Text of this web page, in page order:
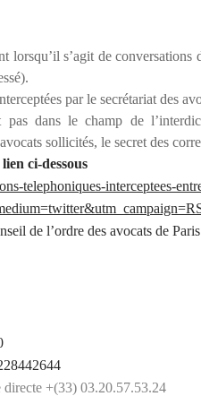
lorsqu’il s’agit de
par le secrétariat des
pas dans le champ de
sollicités, le secret des
ci-dessous
telephoniques-interceptees-
de l’ordre des avocats de
+(33) 03.20.57.53.24